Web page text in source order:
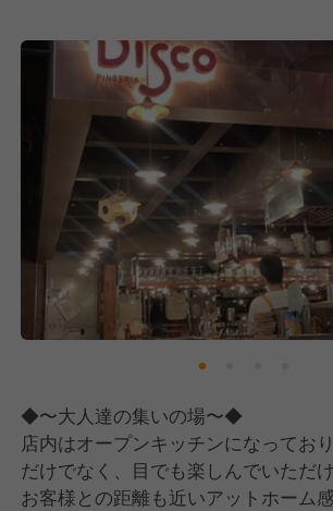
◆〜大人達の集いの場〜◆
店内はオープンキッチンになってお
だけでなく、目でも楽しんでいただ
お客様との距離も近いアットホーム